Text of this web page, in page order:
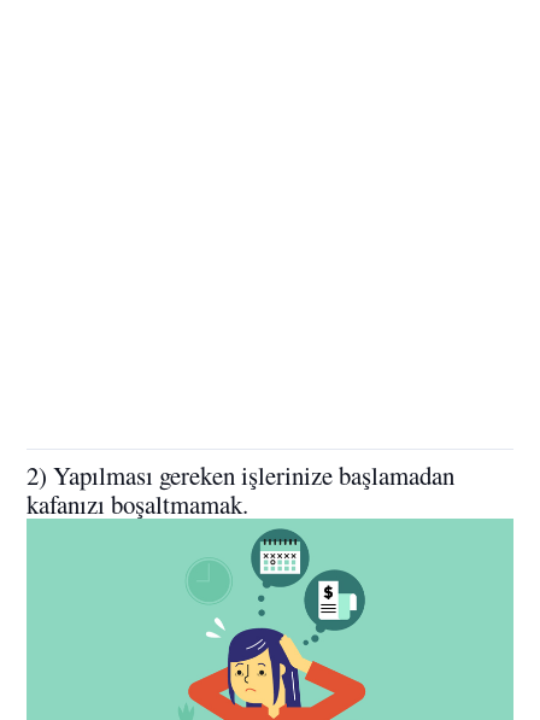
2) Yapılması gereken işlerinize başlamadan
kafanızı boşaltmamak.